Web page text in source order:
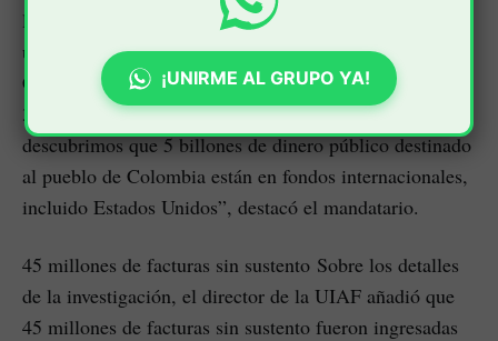
los grandes operadores de medicinas en el país. “Es
uno de los grandes operadores de medicinas en
Colombia, grandísimo, porque sus negocios alcanzan
35 billones en contratos de medicinas. Y ya
descubrimos que 5 billones de dinero público destinado
al pueblo de Colombia están en fondos internacionales,
incluido Estados Unidos”, destacó el mandatario.
45 millones de facturas sin sustento Sobre los detalles
de la investigación, el director de la UIAF añadió que
45 millones de facturas sin sustento fueron ingresadas
¡UNIRME AL GRUPO YA!